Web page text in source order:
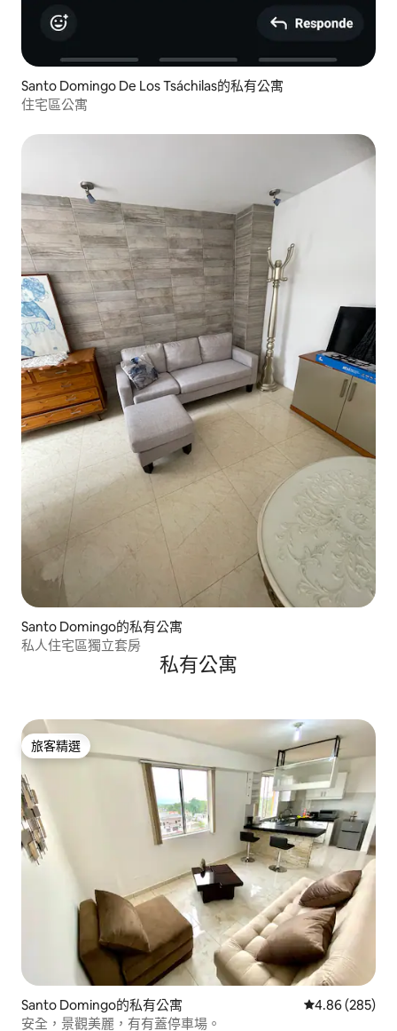
Santo Domingo De Los Tsáchilas的私有公寓
住宅區公寓
Santo Domingo的私有公寓
私人住宅區獨立套房
私有公寓
旅客精選
旅客精選
Santo Domingo的私有公寓 從 285 則評價
4.86 (285)
安全，景觀美麗，有有蓋停車場。